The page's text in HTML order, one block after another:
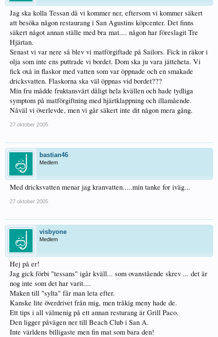
Jag ska kolla Tessan då vi kommer ner, eftersom vi kommer säkert
att besöka någon restaurang i San Agustins köpcenter. Det finns
säkert något annan ställe med bra mat.... någon har föreslagit Tre
Hjärtan.
Senast vi var nere så blev vi matförgiftade på Sailors. Fick in räkor i
olja som inte ens puttrade vi bordet. Dom ska ju vara jätteheta. Vi
fick oxå in flaskor med vatten som var öppnade och en smakade
dricksvatten. Flaskorna ska väl öppnas vid bordet???
Min fru mådde fruktansvärt dåligt hela kvällen och hade tydliga
symptom på matförgiftning med hjärtklappning och illamående.
Nåväl vi överlevde, men vi går säkert inte dit någon mera gång.
27 oktober 2005
bastian46
Medlem
Med dricksvatten menar jag kranvatten.....min tanke for iväg...
27 oktober 2005
visbyone
Medlem
Hej på er!
Jag gick förbi "tessans" igår kväll... som ovanstående skrev ... det är
nog inte som det har varit....
Maken till "sylta" får man leta efter.
Kanske lite överdrivet från mig, men tråkig meny hade de.
Ett tips i all välmenig på ett annan resturang är Grill Paco.
Den ligger påvägen ner till Beach Club i San A.
Inte världens billigaste men fin mat som bara den!